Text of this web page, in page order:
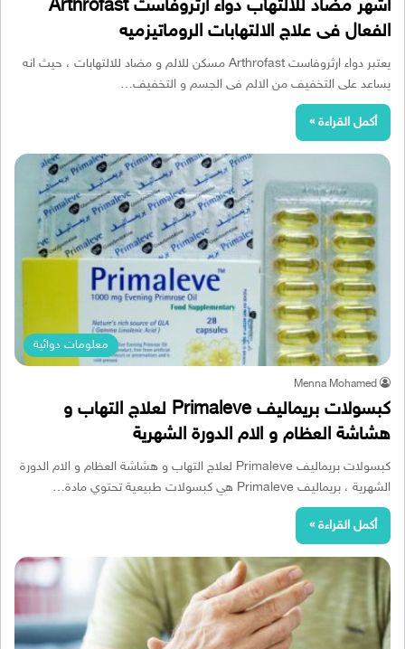
اشهر مضاد للالتهاب دواء ارثروفاست Arthrofast
الفعال فى علاج الالتهابات الروماتيزميه
يعتبر دواء ارثروفاست Arthrofast مسكن للالم و مضاد للالتهابات ، حيث انه
يساعد على التخفيف من الالم فى الجسم و التخفيف…
أكمل القراءة »
معلومات دوائية
Menna Mohamed
كبسولات بريماليف Primaleve لعلاج التهاب و
هشاشة العظام و الام الدورة الشهرية
كبسولات بريماليف Primaleve لعلاج التهاب و هشاشة العظام و الام الدورة
الشهرية ، بريماليف Primaleve هي كبسولات طبيعية تحتوي مادة…
أكمل القراءة »